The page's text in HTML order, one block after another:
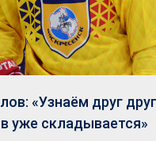
«Узнаём друг
уже складывается»